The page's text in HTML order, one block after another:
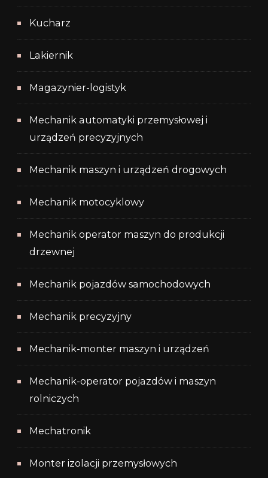
Kucharz
Lakiernik
Magazynier-logistyk
Mechanik automatyki przemysłowej i
urządzeń precyzyjnych
Mechanik maszyn i urządzeń drogowych
Mechanik motocyklowy
Mechanik operator maszyn do produkcji
drzewnej
Mechanik pojazdów samochodowych
Mechanik precyzyjny
Mechanik-monter maszyn i urządzeń
Mechanik-operator pojazdów i maszyn
rolniczych
Mechatronik
Monter izolacji przemysłowych